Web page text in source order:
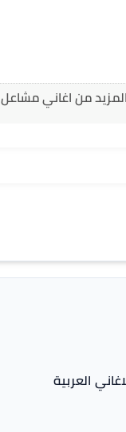
من اغاني مشاعل
العربية